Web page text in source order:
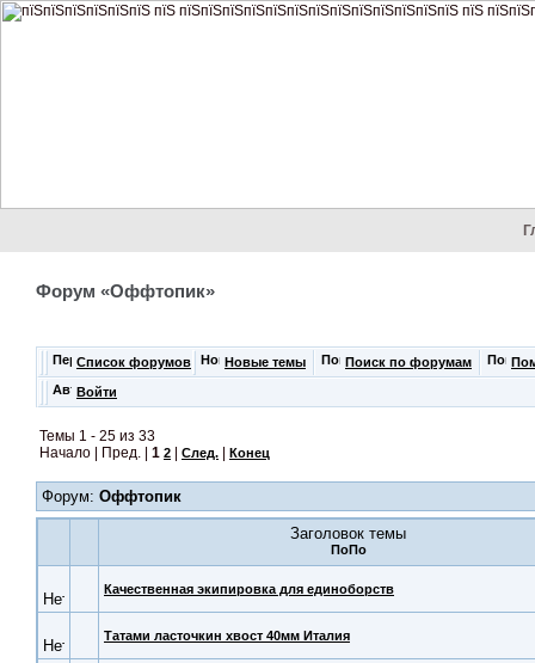
Форум «Оффтопик»
Список форумов Новые темы Поиск по форумам
Войти
Темы 1 - 25 из 33
Начало | Пред. | 1 2 След. Конец
Форум: Оффтопик
Заголовок темы
Качественная экипировка для единоборств
Татами ласточкин хвост 40мм Италия